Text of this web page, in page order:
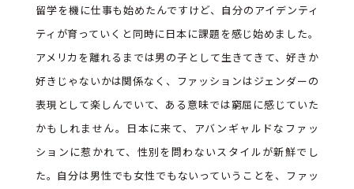
留学を機に仕事も始めたんですけど、自分のアイデンティ
ティが育っていくと同時に日本に課題を感じ始めました。
アメリカを離れるまでは男の子として生きてきて、好きか
好きじゃないかは関係なく、ファッションはジェンダーの
表現として楽しんでいて、ある意味では窮屈に感じていた
かもしれません。日本に来て、アバンギャルドなファッ
ションに惹かれて、性別を問わないスタイルが新鮮でし
た。自分は男性でも女性でもないっていうことを、ファッ